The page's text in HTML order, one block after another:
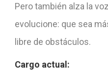
Pero también alza la
evolucione: que sea
libre de obstáculos.
Cargo actual: